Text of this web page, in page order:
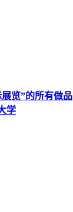
览”的所有做品
学